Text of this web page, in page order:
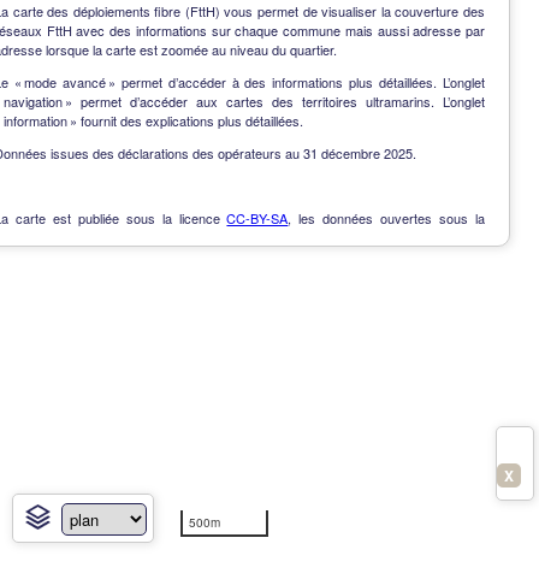
500m
carte des déploiements fibre (FttH) vous permet de visualiser la couverture des
FttH avec des informations sur chaque commune mais aussi adresse par
lorsque la carte est zoomée au niveau du quartier.
« mode avancé » permet d’accéder à des informations plus détaillées. L’onglet
navigation » permet d’accéder aux cartes des territoires ultramarins. L’onglet
information » fournit des explications plus détaillées.
issues des déclarations des opérateurs au 31 décembre 2025.
carte est publiée sous la licenceCC-BY-SA, les données ouvertes sous la
X